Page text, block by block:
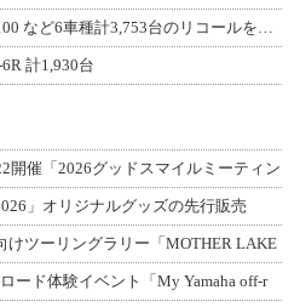
計1,930台
開催「2026グッドスマイルミーティン
」オリジナルグッズの先行販売
けツーリングラリー「MOTHER LAKE
ード体験イベント「My Yamaha off-r